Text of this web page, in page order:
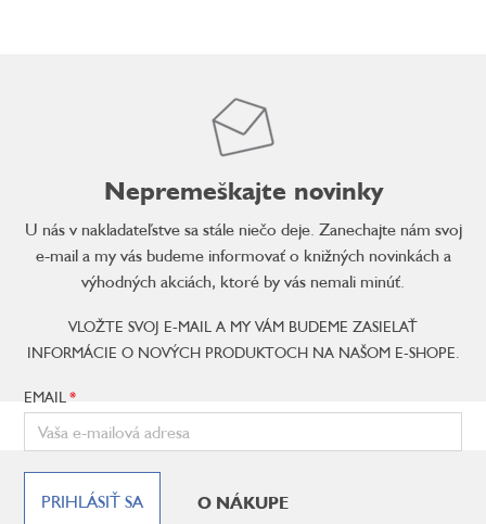
Nepremeškajte novinky
U nás v nakladateľstve sa stále niečo deje. Zanechajte nám svoj
e-mail a my vás budeme informovať o knižných novinkách a
výhodných akciách, ktoré by vás nemali minúť.
VLOŽTE SVOJ E-MAIL A MY VÁM BUDEME ZASIELAŤ
INFORMÁCIE O NOVÝCH PRODUKTOCH NA NAŠOM E-SHOPE.
EMAIL
PRIHLÁSIŤ SA O NÁKUPE